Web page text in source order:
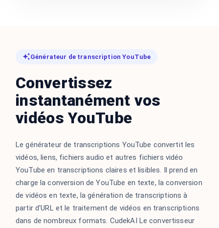
Générateur de transcription YouTube
Convertissez
instantanément vos
vidéos YouTube
Le générateur de transcriptions YouTube convertit les
vidéos, liens, fichiers audio et autres fichiers vidéo
YouTube en transcriptions claires et lisibles. Il prend en
charge la conversion de YouTube en texte, la conversion
de vidéos en texte, la génération de transcriptions à
partir d'URL et le traitement de vidéos en transcriptions
dans de nombreux formats. CudekAI Le convertisseur